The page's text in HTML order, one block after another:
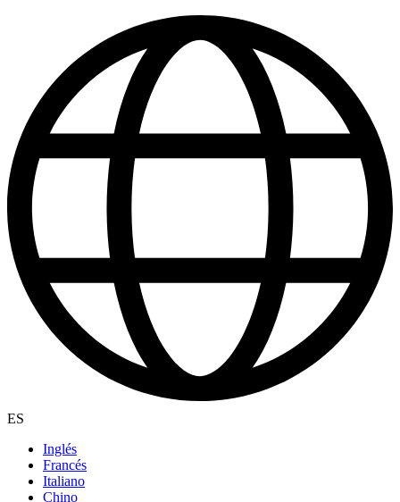
ES
Inglés
Francés
Italiano
Chino